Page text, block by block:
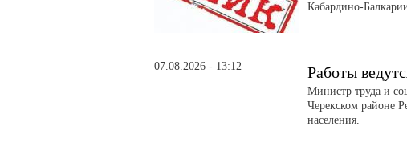
Кабардино-
07.08.2026 - 13:12 Работы
Министр труда и
Черекском районе
населения.